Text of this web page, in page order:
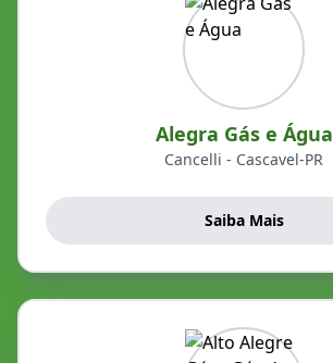
Alegra Gás e Água
Cancelli - Cascavel-PR
Saiba Mais